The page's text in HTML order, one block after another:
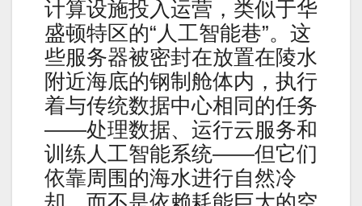
计算设施投入运营，类似于华
盛顿特区的“人工智能巷”。这
些服务器被密封在放置在陵水
附近海底的钢制舱体内，执行
着与传统数据中心相同的任务
——处理数据、运行云服务和
训练人工智能系统——但它们
依靠周围的海水进行自然冷